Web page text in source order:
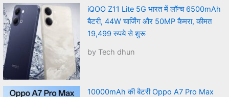
iQOO Z11 Lite 5G भारत में लॉन्च 6500mAh
बैटरी, 44W चार्जिंग और 50MP कैमरा, कीमत
19,499 रुपये से शुरू
by Tech dhun
10000mAh की बैटरी Oppo A7 Pro Max